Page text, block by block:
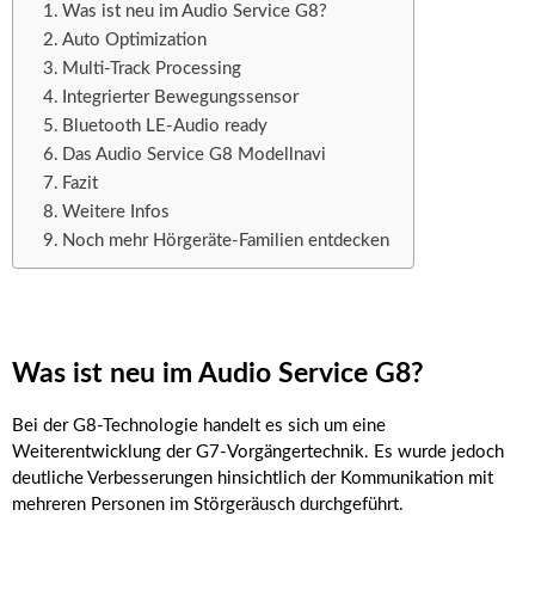
Was ist neu im Audio Service G8?
Auto Optimization
Multi-Track Processing
Integrierter Bewegungssensor
Bluetooth LE-Audio ready
Das Audio Service G8 Modellnavi
Fazit
Weitere Infos
Noch mehr Hörgeräte-Familien entdecken
Was ist neu im Audio Service G8?
Bei der G8-Technologie handelt es sich um eine
Weiterentwicklung der G7-Vorgängertechnik. Es wurde jedoch
deutliche Verbesserungen hinsichtlich der Kommunikation mit
mehreren Personen im Störgeräusch durchgeführt.